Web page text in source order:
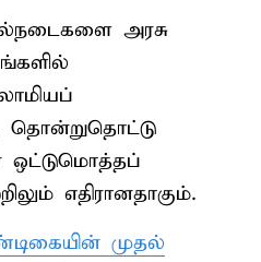
அரசு
தொன்றுதொட்டு
ஒட்டுமொத்தப்
எதிரானதாகும்.
முதல்